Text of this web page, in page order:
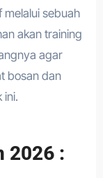
sebuah
akan training
agar
bosan dan
ini.
2026 :